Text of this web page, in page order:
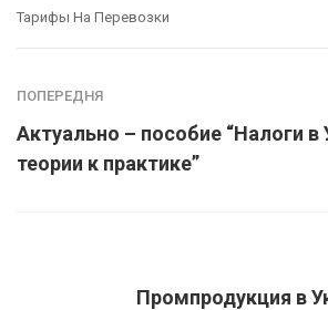
Тарифы На Перевозки
ПОПЕРЕДНЯ
Актуально – пособие “Налоги в
теории к практике”
Промпродукция в